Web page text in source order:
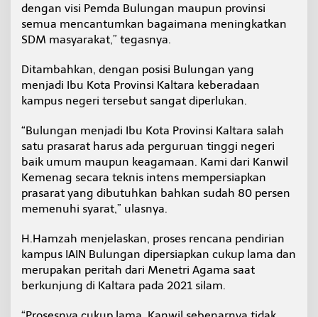
dengan visi Pemda Bulungan maupun provinsi
semua mencantumkan bagaimana meningkatkan
SDM masyarakat,” tegasnya.
Ditambahkan, dengan posisi Bulungan yang
menjadi Ibu Kota Provinsi Kaltara keberadaan
kampus negeri tersebut sangat diperlukan.
“Bulungan menjadi Ibu Kota Provinsi Kaltara salah
satu prasarat harus ada perguruan tinggi negeri
baik umum maupun keagamaan. Kami dari Kanwil
Kemenag secara teknis intens mempersiapkan
prasarat yang dibutuhkan bahkan sudah 80 persen
memenuhi syarat,” ulasnya.
H.Hamzah menjelaskan, proses rencana pendirian
kampus IAIN Bulungan dipersiapkan cukup lama dan
merupakan peritah dari Menetri Agama saat
berkunjung di Kaltara pada 2021 silam.